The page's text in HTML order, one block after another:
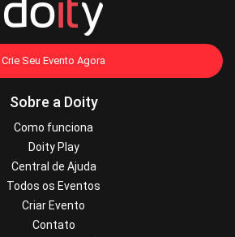
Crie Seu Evento Agora
Sobre a Doity
Como funciona
Doity Play
Central de Ajuda
Todos os Eventos
Criar Evento
Contato